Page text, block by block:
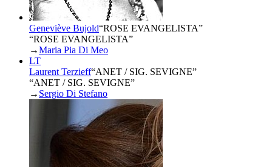
Geneviève Bujold“ROSE EVANGELISTA”
“ROSE EVANGELISTA”
→Maria Pia Di Meo
LT
Laurent Terzieff“ANET / SIG. SEVIGNE”
“ANET / SIG. SEVIGNE”
→ Sergio Di Stefano